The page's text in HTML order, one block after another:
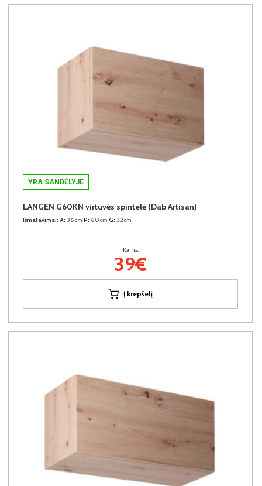
YRA SANDĖLYJE
LANGEN G60KN virtuvės spintelė (Dab Artisan)
Išmatavimai: A: 36cm P: 60cm G: 32cm
Kaina:
39€
Į krepšelį